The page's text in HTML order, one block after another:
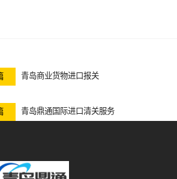
青岛商业货物进口报关
青岛鼎通国际进口清关服务